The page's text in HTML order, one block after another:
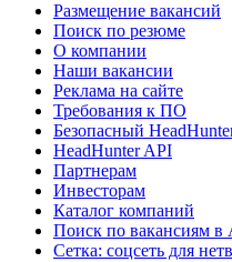
Размещение вакансий
Поиск по резюме
О компании
Наши вакансии
Реклама на сайте
Требования к ПО
Безопасный
HeadHunter API
Партнерам
Инвесторам
Каталог компаний
Поиск по вакансиям в
Сетка: соцсеть для